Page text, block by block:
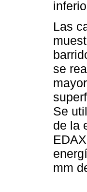
Las
se
Se
de la
mm